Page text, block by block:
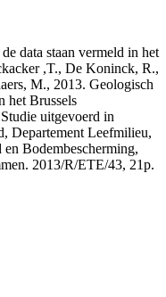
data staan vermeld in het
,T., De Koninck, R.,
M., 2013. Geologisch
het Brussels
uitgevoerd in
Departement Leefmilieu,
Bodembescherming,
2013/R/ETE/43, 21p.